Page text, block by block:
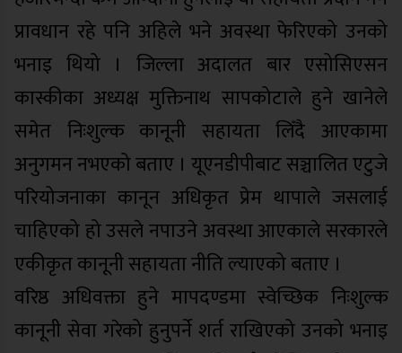
प्रावधान रहे पनि अहिले भने अवस्था फेरिएको उनको
भनाइ थियो । जिल्ला अदालत बार एसोसिएसन
कास्कीका अध्यक्ष मुक्तिनाथ सापकोटाले हुने खानेले
समेत निःशुल्क कानूनी सहायता लिँदै आएकामा
अनुगमन नभएको बताए । यूएनडीपीबाट सञ्चालित एटुजे
परियोजनाका कानून अधिकृत प्रेम थापाले जसलाई
चाहिएको हो उसले नपाउने अवस्था आएकाले सरकारले
एकीकृत कानूनी सहायता नीति ल्याएको बताए ।
वरिष्ठ अधिवक्ता हुने मापदण्डमा स्वेच्छिक निःशुल्क
कानूनी सेवा गरेको हुनुपर्ने शर्त राखिएको उनको भनाइ